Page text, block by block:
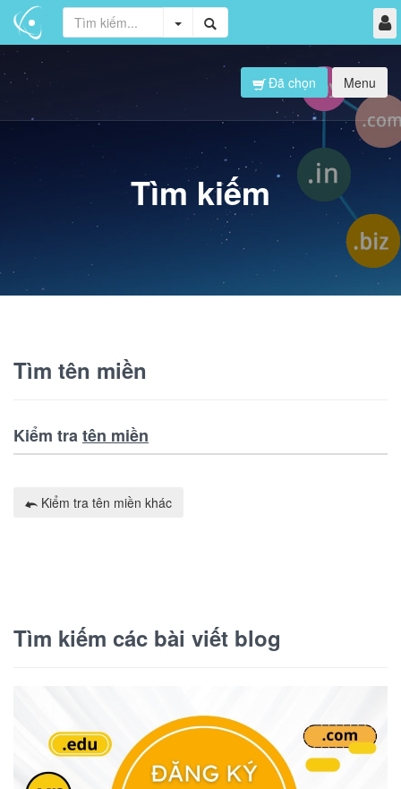
Menu
Đã chọn
Tìm kiếm
Tìm tên miền
Kiểm tratên miền
Kiểm tra tên miền khác
Tìm kiếm các bài viết blog